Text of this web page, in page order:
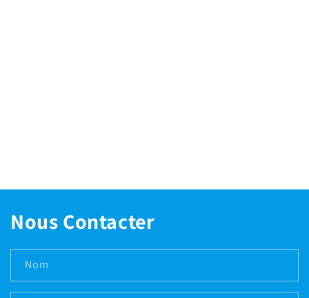
Nous Contacter
Nom